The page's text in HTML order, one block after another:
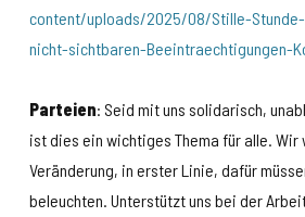
content/uploads/2025/08/Stille-
nicht-sichtbaren-Beeintraechtigungen-
Parteien: Seid mit uns solidarisch,
ist dies ein wichtiges Thema für alle. Wir
Veränderung, in erster Linie, dafür
beleuchten. Unterstützt uns bei der